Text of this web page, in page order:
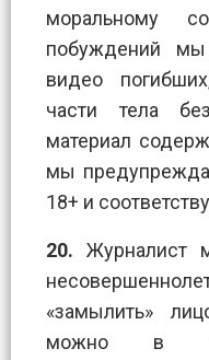
моральному
побуждений
видео
части тела
материал
мы
18+ и
20. Журналист
«замылить»
можно в